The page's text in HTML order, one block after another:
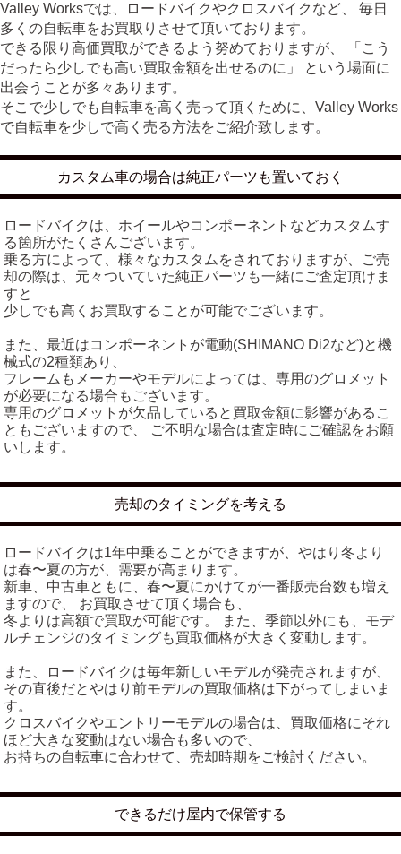
Valley Worksでは、ロードバイクやクロスバイクなど、 毎日
多くの自転車をお買取りさせて頂いております。
できる限り高価買取ができるよう努めておりますが、 「こう
だったら少しでも高い買取金額を出せるのに」 という場面に
出会うことが多々あります。
そこで少しでも自転車を高く売って頂くために、Valley Works
で自転車を少しで高く売る方法をご紹介致します。
カスタム車の場合は純正パーツも置いておく
ロードバイクは、ホイールやコンポーネントなどカスタムす
る箇所がたくさんございます。
乗る方によって、様々なカスタムをされておりますが、ご売
却の際は、元々ついていた純正パーツも一緒にご査定頂けま
すと
少しでも高くお買取することが可能でございます。
また、最近はコンポーネントが電動(SHIMANO Di2など)と機
械式の2種類あり、
フレームもメーカーやモデルによっては、専用のグロメット
が必要になる場合もございます。
専用のグロメットが欠品していると買取金額に影響があるこ
ともございますので、 ご不明な場合は査定時にご確認をお願
いします。
売却のタイミングを考える
ロードバイクは1年中乗ることができますが、やはり冬より
は春〜夏の方が、需要が高まります。
新車、中古車ともに、春〜夏にかけてが一番販売台数も増え
ますので、 お買取させて頂く場合も、
冬よりは高額で買取が可能です。 また、季節以外にも、モデ
ルチェンジのタイミングも買取価格が大きく変動します。
また、ロードバイクは毎年新しいモデルが発売されますが、
その直後だとやはり前モデルの買取価格は下がってしまいま
す。
クロスバイクやエントリーモデルの場合は、買取価格にそれ
ほど大きな変動はない場合も多いので、
お持ちの自転車に合わせて、売却時期をご検討ください。
できるだけ屋内で保管する